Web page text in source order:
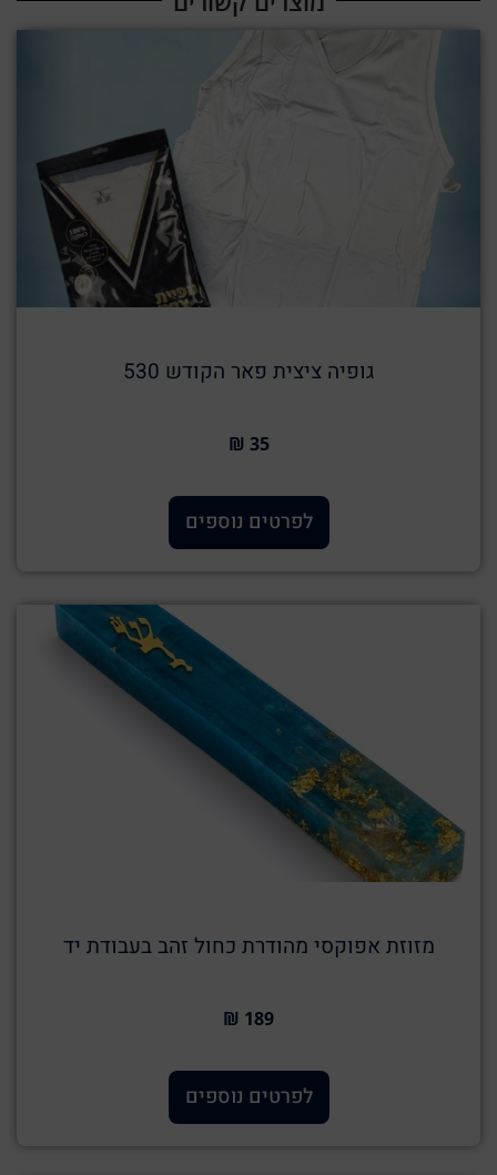
גופיה ציצית פאר הקודש 530
35 ₪
לפרטים נוספים
מזוזת אפוקסי מהודרת כחול זהב בעבודת יד
189 ₪
לפרטים נוספים